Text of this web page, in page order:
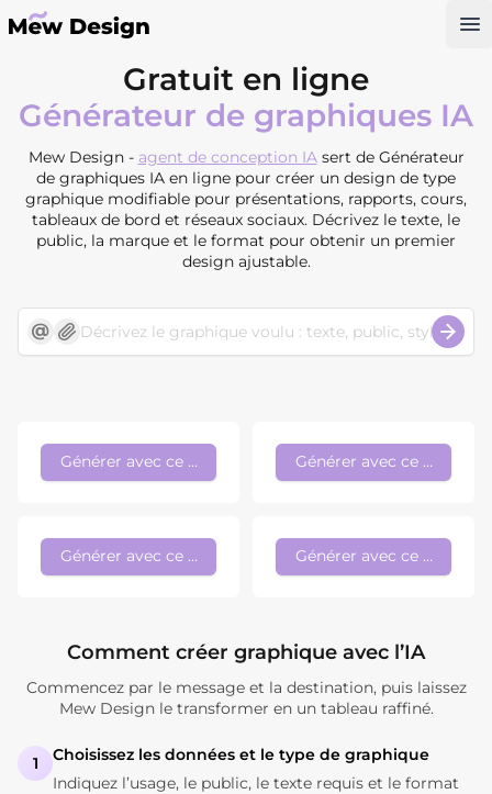
Gratuit en ligne
Générateur de graphiques IA
Mew Design - agent de conception IAsert de Générateur
de graphiques IA en ligne pour créer un design de type
graphique modifiable pour présentations, rapports, cours,
tableaux de bord et réseaux sociaux. Décrivez le texte, le
public, la marque et le format pour obtenir un premier
design ajustable.
Générer avec ce style Générer avec ce style
Générer avec ce style Générer avec ce style
Comment créer graphique avec l’IA
Commencez par le message et la destination, puis laissez
Mew Design le transformer en un tableau raffiné.
1
Choisissez les données et le type de graphique
Indiquez l’usage, le public, le texte requis et le format